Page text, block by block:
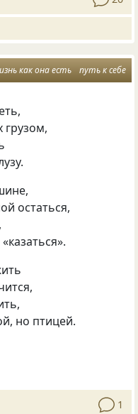
как она есть путь к себе
грузом,
остаться,
но птицей.
1